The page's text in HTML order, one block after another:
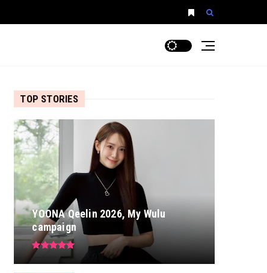
TOP STORIES
YOONA Qeelin 2026, My Wulu
campaign